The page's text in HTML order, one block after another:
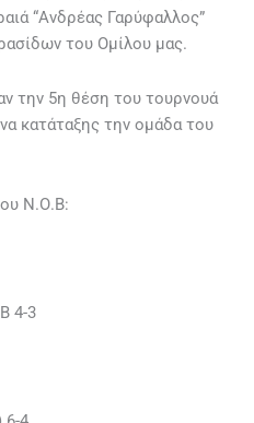
“Ανδρέας Γαρύφαλλος”
του Ομίλου μας.
την 5η θέση του τουρνουά
κατάταξης την ομάδα του
Ν.Ο.Β:
4-3